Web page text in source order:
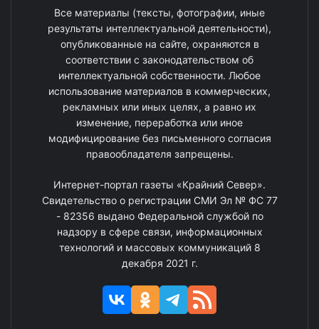
Все материалы (тексты, фотографии, иные
результаты интеллектуальной деятельности),
опубликованные на сайте, охраняются в
соответствии с законодательством об
интеллектуальной собственности. Любое
использование материалов в коммерческих,
рекламных или иных целях, а равно их
изменение, переработка или иное
модифицирование без письменного согласия
правообладателя запрещены.
Интернет-портал газеты «Крайний Север».
Свидетельство о регистрации СМИ Эл № ФС 77
- 82356 выдано Федеральной службой по
надзору в сфере связи, информационных
технологий и массовых коммуникаций 8
декабря 2021 г.